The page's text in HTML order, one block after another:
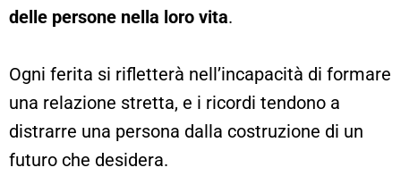
delle persone nella loro vita.
Ogni ferita si rifletterà nell’incapacità di formare
una relazione stretta, e i ricordi tendono a
distrarre una persona dalla costruzione di un
futuro che desidera.